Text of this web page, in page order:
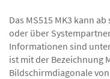
Das MS515 MK3 kann
oder über
Informationen sind
ist mit der Bezeichnung
Bildschirmdiagonale